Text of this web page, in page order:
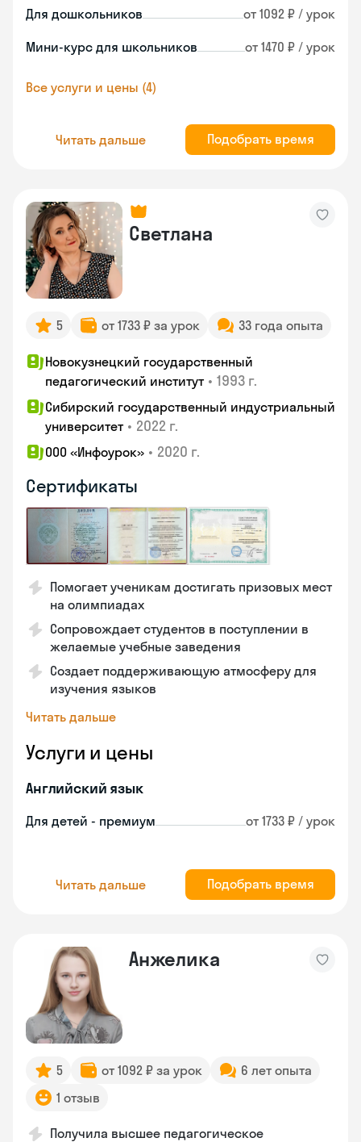
Для дошкольников от 1092 ₽ / урок
Мини-курс для школьников от 1470 ₽ / урок
Все услуги и цены (4)
Читать дальше Подобрать время
Светлана
5 от 1733 ₽ за урок 33 года опыта
Новокузнецкий государственный
педагогический институт • 1993 г.
Сибирский государственный индустриальный
университет • 2022 г.
ООО «Инфоурок» • 2020 г.
Сертификаты
Помогает ученикам достигать призовых мест
на олимпиадах
Сопровождает студентов в поступлении в
желаемые учебные заведения
Создает поддерживающую атмосферу для
изучения языков
Читать дальше
Услуги и цены
Английский язык
Для детей - премиум от 1733 ₽ / урок
Читать дальше Подобрать время
Анжелика
5 от 1092 ₽ за урок
6 лет опыта
1 отзыв
Получила высшее педагогическое